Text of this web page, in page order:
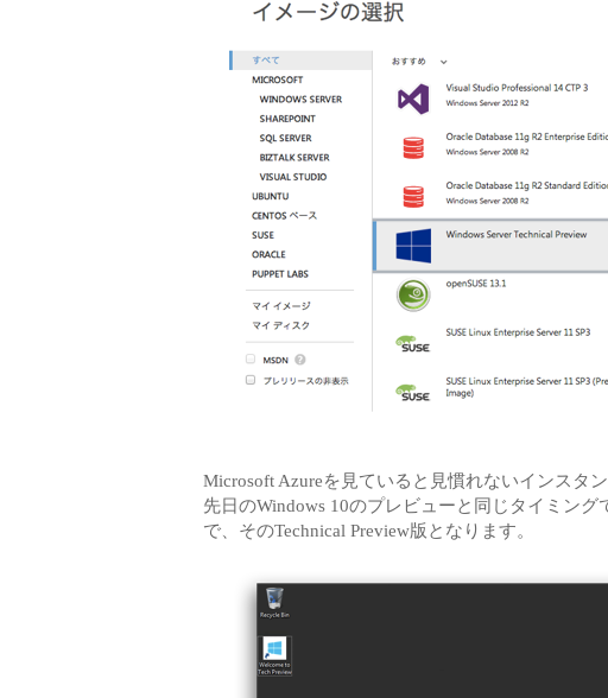
Microsoft Azureを見ていると見慣れないインスタ
先日のWindows 10のプレビューと同じタイミング
で、そのTechnical Preview版となります。